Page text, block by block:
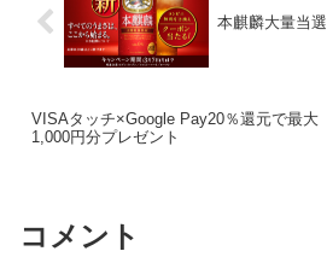
本麒麟大量当選
VISAタッチ×Google Pay20％還元で最大
1,000円分プレゼント
コメント